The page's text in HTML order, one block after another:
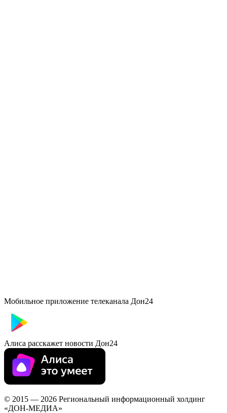
Мобильное приложение телеканала Дон24
Алиса расскажет новости Дон24
© 2015 — 2026 Региональный информационный холдинг
«ДОН-МЕДИА»